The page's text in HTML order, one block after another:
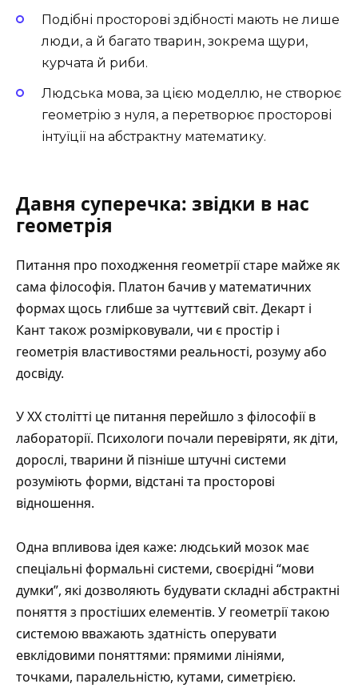
Подібні просторові здібності мають не лише
люди, а й багато тварин, зокрема щури,
курчата й риби.
Людська мова, за цією моделлю, не створює
геометрію з нуля, а перетворює просторові
інтуїції на абстрактну математику.
Давня суперечка: звідки в нас
геометрія
Питання про походження геометрії старе майже як
сама філософія. Платон бачив у математичних
формах щось глибше за чуттєвий світ. Декарт і
Кант також розмірковували, чи є простір і
геометрія властивостями реальності, розуму або
досвіду.
У XX столітті це питання перейшло з філософії в
лабораторії. Психологи почали перевіряти, як діти,
дорослі, тварини й пізніше штучні системи
розуміють форми, відстані та просторові
відношення.
Одна впливова ідея каже: людський мозок має
спеціальні формальні системи, своєрідні “мови
думки”, які дозволяють будувати складні абстрактні
поняття з простіших елементів. У геометрії такою
системою вважають здатність оперувати
евклідовими поняттями: прямими лініями,
точками, паралельністю, кутами, симетрією.